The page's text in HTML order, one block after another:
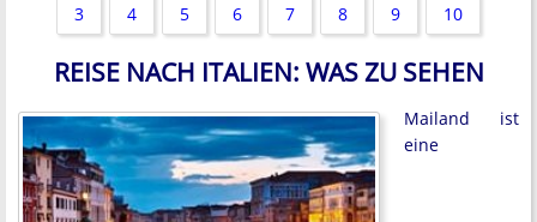
3 4 5 6 7 8 9 10
REISE NACH ITALIEN: WAS ZU SEHEN
Mailand ist
eine